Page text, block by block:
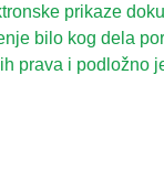
prikaze
bilo kog dela
prava i podložno